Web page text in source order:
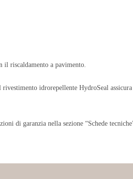
il riscaldamento a pavimento.
idrorepellente HydroSeal assicura
di garanzia nella sezione “Schede